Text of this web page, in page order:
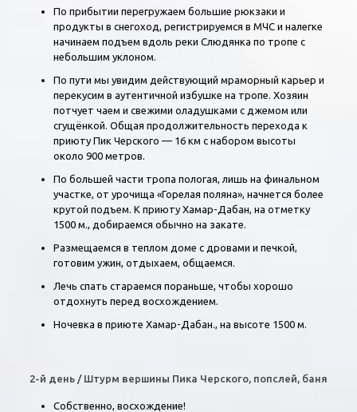
По прибытии перегружаем большие рюкзаки и
продукты в снегоход, регистрируемся в МЧС и налегке
начинаем подъем вдоль реки Слюдянка по тропе с
небольшим уклоном.
По пути мы увидим действующий мраморный карьер и
перекусим в аутентичной избушке на тропе. Хозяин
потчует чаем и свежими оладушками с джемом или
сгущёнкой. Общая продолжительность перехода к
приюту Пик Черского — 16 км с набором высоты
около 900 метров.
По большей части тропа пологая, лишь на финальном
участке, от урочища «Горелая поляна», начнется более
крутой подъем. К приюту Хамар-Дабан, на отметку
1500 м., добираемся обычно на закате.
Размещаемся в теплом доме с дровами и печкой,
готовим ужин, отдыхаем, общаемся.
Лечь спать стараемся пораньше, чтобы хорошо
отдохнуть перед восхождением.
Ночевка в приюте Хамар-Дабан., на высоте 1500 м.
2-й день / Штурм вершины Пика Черского, попслей, баня
Собственно, восхождение!